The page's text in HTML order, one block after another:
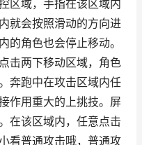
域，手指在该区域内
就会按照滑动的方向进
的角色也会停止移动。
击两下移动区域，角色
奔跑中在攻击区域内任
作用重大的上挑技。屏
在该区域内，任意点击
看普通攻击哦，普通攻